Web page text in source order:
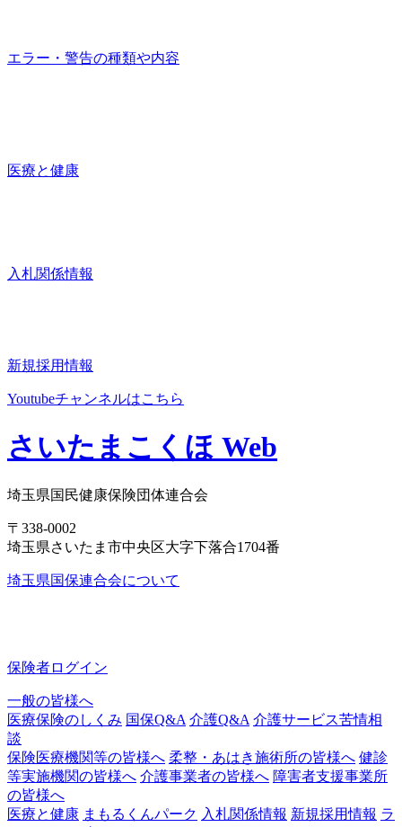
エラー・警告の種類や内容
医療と健康
入札関係情報
新規採用情報
Youtubeチャンネルはこちら
さいたまこくほ Web
埼玉県国民健康保険団体連合会
〒338-0002
埼玉県さいたま市中央区大字下落合1704番
埼玉県国保連合会について
保険者ログイン
一般の皆様へ
医療保険のしくみ 国保Q&A 介護Q&A 介護サービス苦情相
談
保険医療機関等の皆様へ 柔整・あはき施術所の皆様へ 健診
等実施機関の皆様へ 介護事業者の皆様へ 障害者支援事業所
の皆様へ
医療と健康 まもるくんパーク 入札関係情報 新規採用情報 ラ